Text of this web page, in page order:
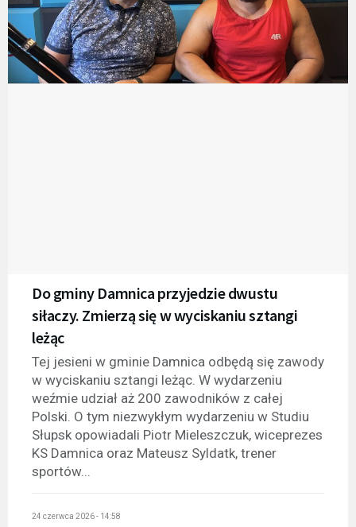
Do gminy Damnica przyjedzie dwustu
siłaczy. Zmierzą się w wyciskaniu sztangi
leżąc
Tej jesieni w gminie Damnica odbędą się zawody
w wyciskaniu sztangi leżąc. W wydarzeniu
weźmie udział aż 200 zawodników z całej
Polski. O tym niezwykłym wydarzeniu w Studiu
Słupsk opowiadali Piotr Mieleszczuk, wiceprezes
KS Damnica oraz Mateusz Syldatk, trener
sportów...
24 czerwca 2026 - 14:58